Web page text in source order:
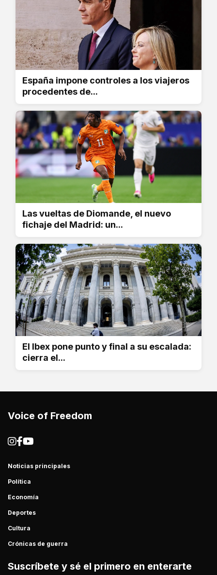
España impone controles a los viajeros
procedentes de...
Las vueltas de Diomande, el nuevo
fichaje del Madrid: un...
El Ibex pone punto y final a su escalada:
cierra el...
Voice of Freedom
Noticias principales
Política
Economía
Deportes
Cultura
Crónicas de guerra
Suscríbete y sé el primero en enterarte